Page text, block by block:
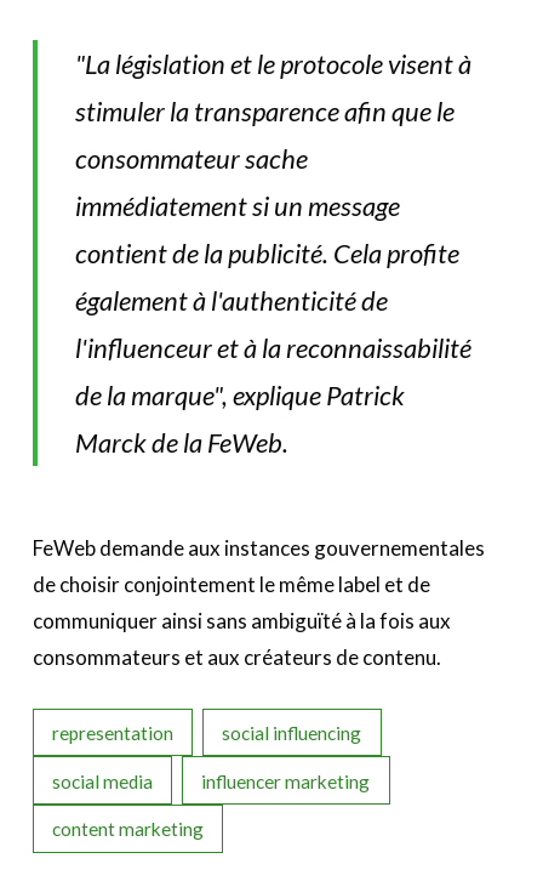
"La législation et le protocole visent à
stimuler la transparence afin que le
consommateur sache
immédiatement si un message
contient de la publicité. Cela profite
également à l'authenticité de
l'influenceur et à la reconnaissabilité
de la marque", explique Patrick
Marck de la FeWeb.
FeWeb demande aux instances gouvernementales
de choisir conjointement le même label et de
communiquer ainsi sans ambiguïté à la fois aux
consommateurs et aux créateurs de contenu.
representation social influencing
social media influencer marketing
content marketing